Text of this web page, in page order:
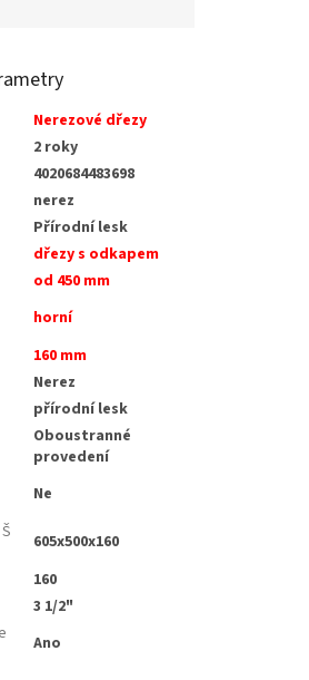
Nerezové dřezy
2 roky
4020684483698
nerez
Přírodní lesk
dřezy s odkapem
od 450 mm
horní
160 mm
Nerez
přírodní lesk
Oboustranné
provedení
Ne
605x500x160
160
3 1/2"
Ano